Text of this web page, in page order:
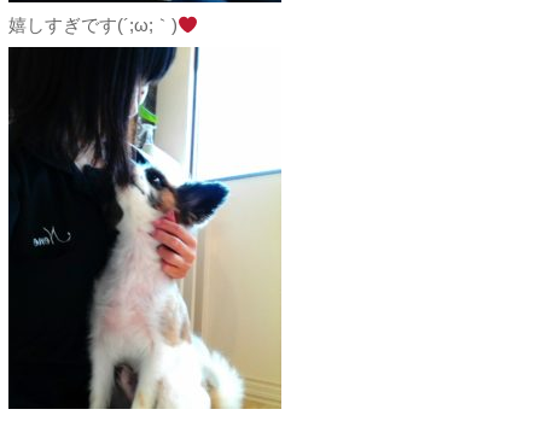
嬉しすぎです(´;ω;｀)